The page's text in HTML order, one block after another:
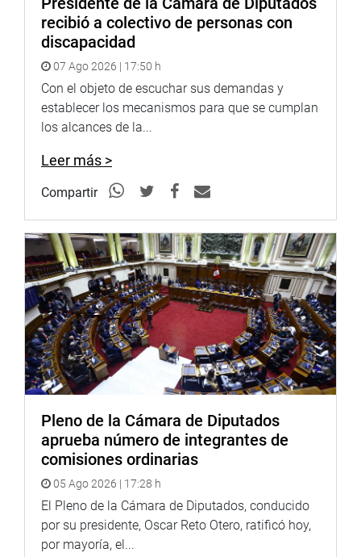
Sistema de Archivo Fotográfico (SAF):
http://www4.congreso.gob.pe/fotografia.asp
recibió a colectivo de personas con
discapacidad
07 Ago 2026 | 17:50 h
Con el objeto de escuchar sus demandas y
establecer los mecanismos para que se cumplan
los alcances de la...
Leer más >
Compartir
Pleno de la Cámara de Diputados
aprueba número de integrantes de
comisiones ordinarias
05 Ago 2026 | 17:28 h
El Pleno de la Cámara de Diputados, conducido
por su presidente, Oscar Reto Otero, ratificó hoy,
por mayoría, el...